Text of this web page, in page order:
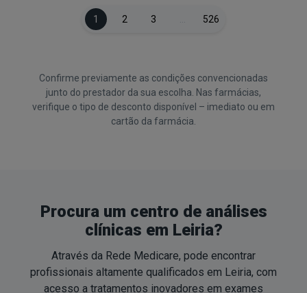
1 2 3 526
Confirme previamente as condições convencionadas
junto do prestador da sua escolha. Nas farmácias,
verifique o tipo de desconto disponível – imediato ou em
cartão da farmácia.
Procura um centro de análises
clínicas em Leiria?
Através da Rede Medicare, pode encontrar
profissionais altamente qualificados em Leiria, com
acesso a tratamentos inovadores em exames